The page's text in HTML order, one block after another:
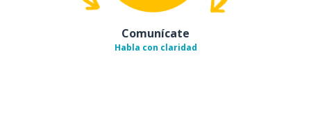
Comunícate
Habla con claridad